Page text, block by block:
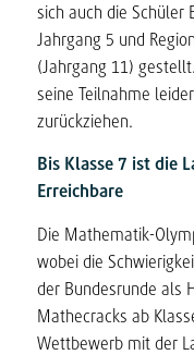
sich auch die Schüler
Jahrgang 5 und
(Jahrgang 11)
seine Teilnahme
zurückziehen.
Bis Klasse 7 ist die
Erreichbare
Die Mathematik-
wobei die
der Bundesrunde als
Mathecracks ab
Wettbewerb mit der